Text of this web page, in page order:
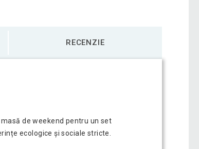
RECENZIE
de weekend pentru un set
ecologice și sociale stricte.